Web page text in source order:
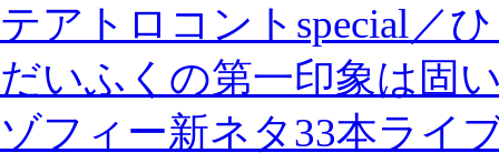
テアトロコントspecial／
だいふくの第一印象は固
ゾフィー新ネタ33本ライ